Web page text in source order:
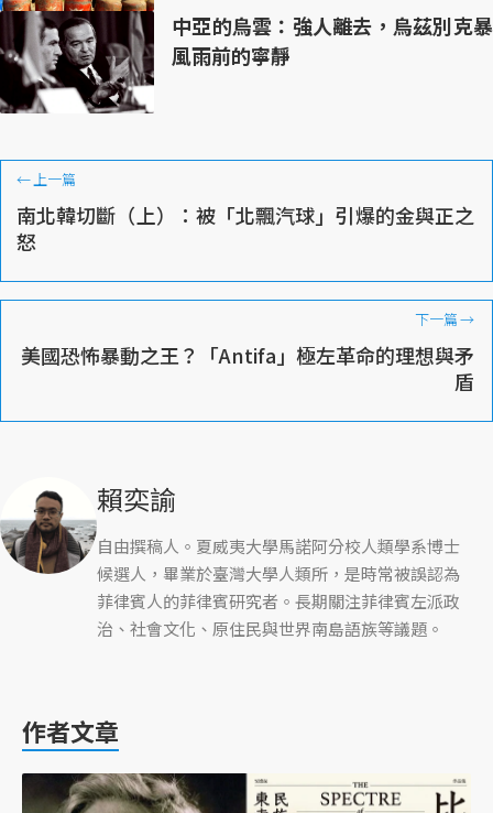
中亞的烏雲：強人離去，烏茲別克暴
風雨前的寧靜
←上一篇
南北韓切斷（上）：被「北飄汽球」引爆的金與正之
怒
下一篇→
美國恐怖暴動之王？「Antifa」極左革命的理想與矛
盾
賴奕諭
自由撰稿人。夏威夷大學馬諾阿分校人類學系博士
候選人，畢業於臺灣大學人類所，是時常被誤認為
菲律賓人的菲律賓研究者。長期關注菲律賓左派政
治、社會文化、原住民與世界南島語族等議題。
作者文章